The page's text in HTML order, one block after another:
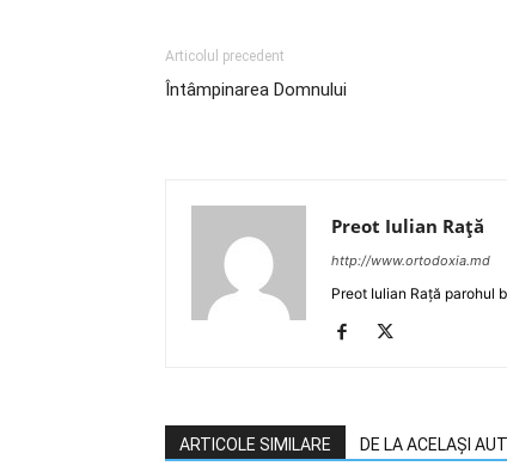
Articolul precedent
Întâmpinarea Domnului
Preot Iulian Raţă
http://www.ortodoxia.md
Preot Iulian Rață parohul
ARTICOLE SIMILARE DE LA ACELAȘI